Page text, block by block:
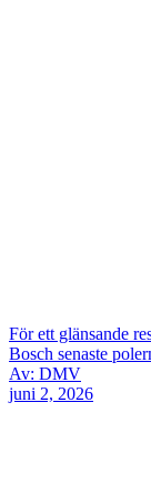
För ett glänsande
Bosch senaste
Av: DMV
juni 2, 2026